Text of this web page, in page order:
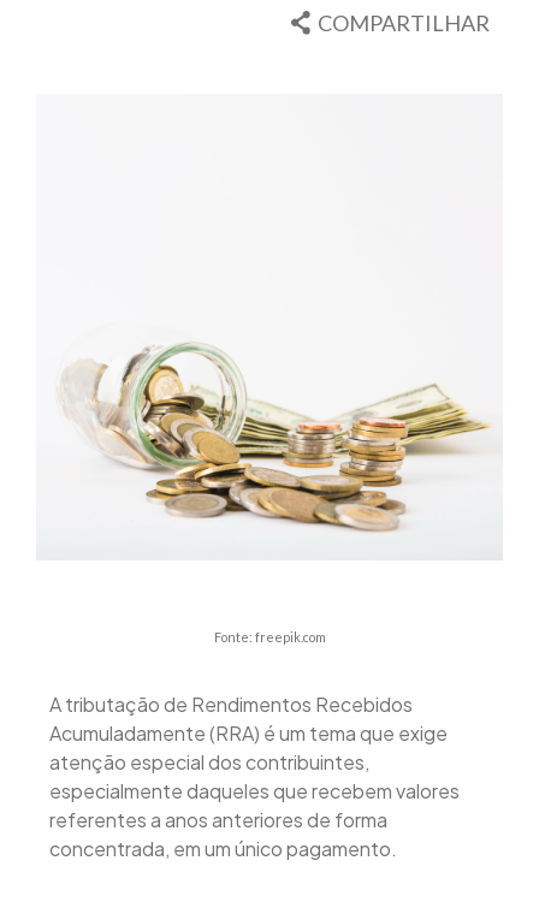
COMPARTILHAR
Fonte: freepik.com
A tributação de Rendimentos Recebidos
Acumuladamente (RRA) é um tema que exige
atenção especial dos contribuintes,
especialmente daqueles que recebem valores
referentes a anos anteriores de forma
concentrada, em um único pagamento.